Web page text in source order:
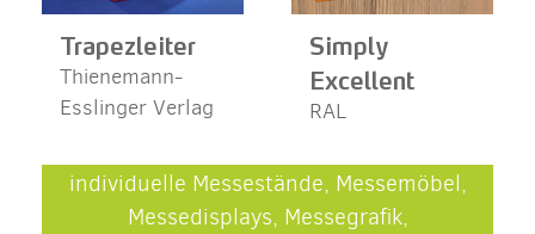
de | en
Trapezleiter
Thienemann-
Esslinger Verlag
Simply
Excellent
RAL
individuelle Messestände, Messemöbel,
Messedisplays, Messegrafik,